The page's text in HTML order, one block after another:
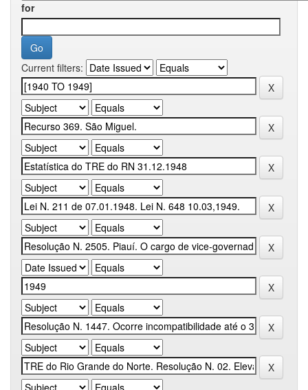
for
Current filters: